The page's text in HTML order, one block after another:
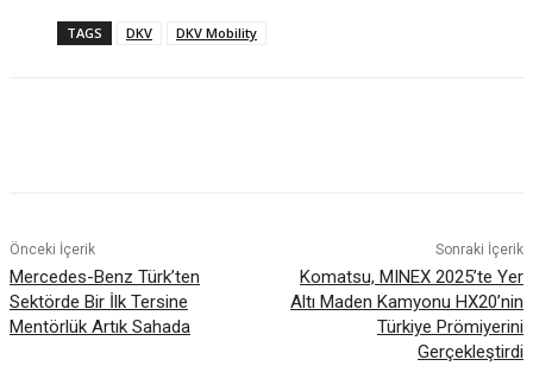
TAGS DKV DKV Mobility
Önceki İçerik
Mercedes-Benz Türk’ten
Sektörde Bir İlk Tersine
Mentörlük Artık Sahada
Sonraki İçerik
Komatsu, MINEX 2025’te Yer
Altı Maden Kamyonu HX20’nin
Türkiye Prömiyerini
Gerçekleştirdi